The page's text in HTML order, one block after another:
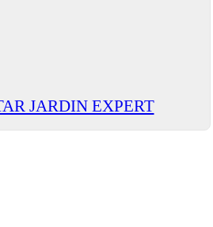
JARDIN EXPERT